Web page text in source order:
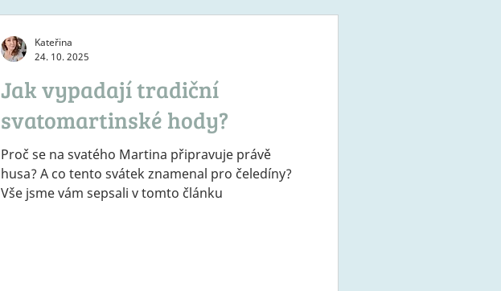
uvolňuje svaly, pomáhá odplavovat toxiny a
zároveň uklidňuj
Jak vypadají tradiční
svatomartinské hody?
Proč se na svatého Martina připravuje právě
husa? A co tento svátek znamenal pro čeledíny?
Vše jsme vám sepsali v tomto článku
Kateřina
24. 10. 2025